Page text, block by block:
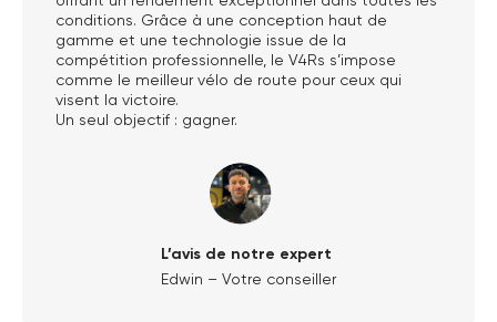
conditions. Grâce à une conception haut de
gamme et une technologie issue de la
compétition professionnelle, le V4Rs s’impose
comme le meilleur vélo de route pour ceux qui
visent la victoire.
Un seul objectif : gagner.
L’avis de notre expert
Edwin – Votre conseiller